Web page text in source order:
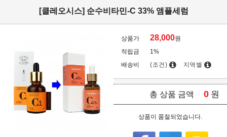
[클레오시스] 순수비타민-C 33% 앰플세럼
상품가 28,000원
적립금
1%
배송비
(조건) 지역별
총 상품 금액 0 원
상품이 품절되었습니다.